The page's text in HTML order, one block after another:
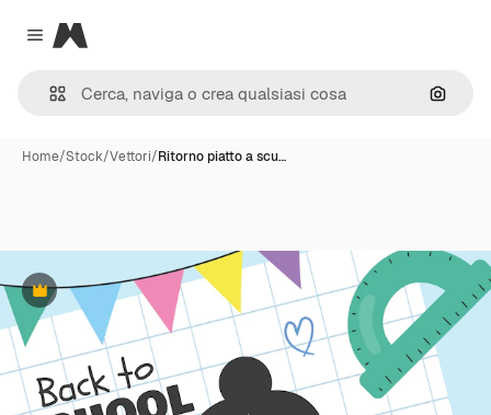
Close menu
Magnific
Cerca
Home/Stock/Vettori/Ritorno piatto a scu…
Premium